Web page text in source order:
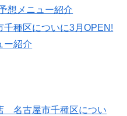
想メニュー紹介
種区についに3月OPEN!
ー紹介
名古屋市千種区につい